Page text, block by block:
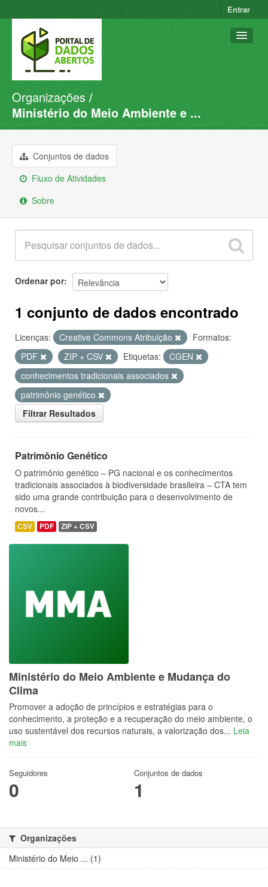
Entrar
Conjuntos de dados
Organizações
Sobre
Organizações
Ministério do Meio Ambiente e ...
Conjuntos de dados
Fluxo de Atividades
Sobre
Ordenar por
1 conjunto de dados encontrado
Licenças: Creative Commons Atribuição
Formatos:
PDF
ZIP + CSV Etiquetas:
CGEN
conhecimentos tradicionais associados
patrimônio genético
Filtrar Resultados
Patrimônio Genético
O patrimônio genético – PG nacional e os conhecimentos
tradicionais associados à biodiversidade brasileira – CTA tem
sido uma grande contribuição para o desenvolvimento de
novos...
CSV PDF ZIP + CSV
Ministério do Meio Ambiente e Mudança do
Clima
Promover a adoção de princípios e estratégias para o
conhecimento, a proteção e a recuperação do meio ambiente, o
uso sustentável dos recursos naturais, a valorização dos... Leia
mais
Seguidores
0
Conjuntos de dados
1
Organizações
Ministério do Meio ... (1)